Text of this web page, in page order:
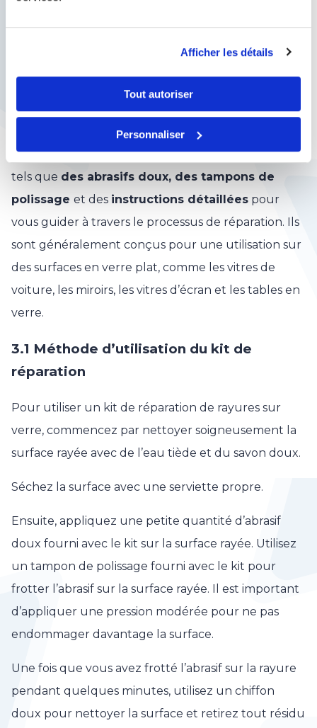
Afficher les détails
Tout autoriser
Personnaliser
du verre. Si vous êtes confronté à des rayures sur
une surface en verre, l’utilisation d’un kit de
réparation de rayures peut être une option
pratique et économique.
Les kits de réparation de rayures sur verre sont
généralement composés de plusieurs éléments,
tels que des abrasifs doux, des tampons de
polissage et des instructions détaillées pour
vous guider à travers le processus de réparation. Ils
sont généralement conçus pour une utilisation sur
des surfaces en verre plat, comme les vitres de
voiture, les miroirs, les vitres d’écran et les tables en
verre.
3.1 Méthode d’utilisation du kit de
réparation
Pour utiliser un kit de réparation de rayures sur
verre, commencez par nettoyer soigneusement la
surface rayée avec de l’eau tiède et du savon doux.
Séchez la surface avec une serviette propre.
Ensuite, appliquez une petite quantité d’abrasif
doux fourni avec le kit sur la surface rayée. Utilisez
un tampon de polissage fourni avec le kit pour
frotter l’abrasif sur la surface rayée. Il est important
d’appliquer une pression modérée pour ne pas
endommager davantage la surface.
Une fois que vous avez frotté l’abrasif sur la rayure
pendant quelques minutes, utilisez un chiffon
doux pour nettoyer la surface et retirez tout résidu